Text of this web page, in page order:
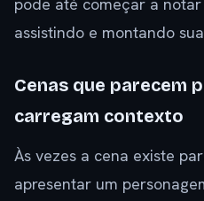
assistindo e montando
Cenas que parecem
carregam contexto
Às vezes a cena existe
apresentar um